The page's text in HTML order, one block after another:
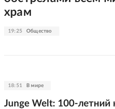
19:25 Общество
храм
18:51 В мире
Junge Welt: 100-